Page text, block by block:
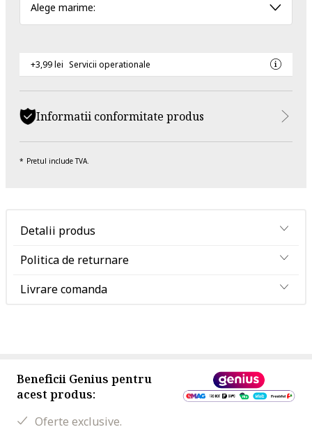
Alege marime:
+3,99 lei Servicii operationale
Informatii conformitate produs
Pretul include TVA.
Detalii produs
Politica de returnare
Livrare comanda
Beneficii Genius pentru
acest produs:
Oferte exclusive.